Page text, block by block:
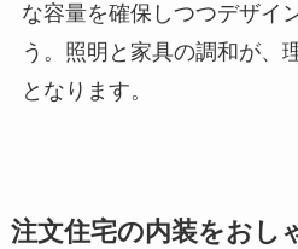
な容量を確保しつつデザイ
う。照明と家具の調和が、
となります。
注文住宅の内装をおし